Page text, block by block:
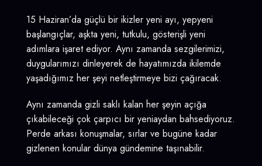
15 Haziran’da güçlü bir ikizler yeni ayı, yepyeni
başlangıçlar, aşkta yeni, tutkulu, gösterişli yeni
adımlara işaret ediyor. Aynı zamanda sezgilerimizi,
duygularımızı dinleyerek de hayatımızda ikilemde
yaşadığımız her şeyi netleştirmeye bizi çağıracak.
Aynı zamanda gizli saklı kalan her şeyin açığa
çıkabileceği çok çarpıcı bir yeniaydan bahsediyoruz.
Perde arkası konuşmalar, sırlar ve bugüne kadar
gizlenen konular dünya gündemine taşınabilir.